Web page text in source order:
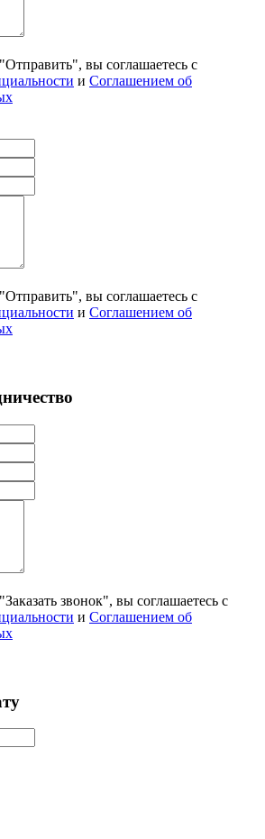
вы соглашаетесь с
и Соглашением об
вы соглашаетесь с
и Соглашением об
звонок", вы соглашаетесь с
и Соглашением об